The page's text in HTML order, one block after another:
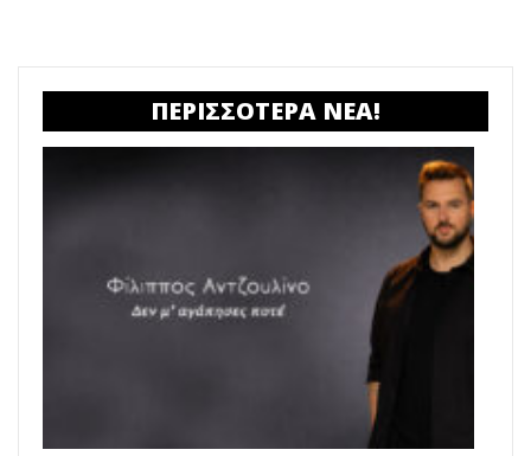
ΠΕΡΙΣΣΟΤΕΡΑ ΝΕΑ!